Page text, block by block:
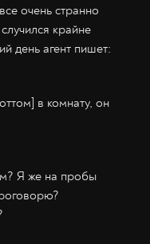
очень странно
крайне
день агент пишет:
в комнату, он
Я же на пробы